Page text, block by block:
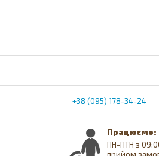
+38 (095) 178-34-24
Працюємо:
ПН-ПТН з